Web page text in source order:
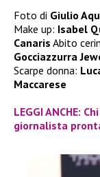
Foto di Giulio
Make up: Isabel
Canaris Abito
Gocciazzurra
Scarpe donna:
Maccarese
LEGGI ANCHE:
giornalista